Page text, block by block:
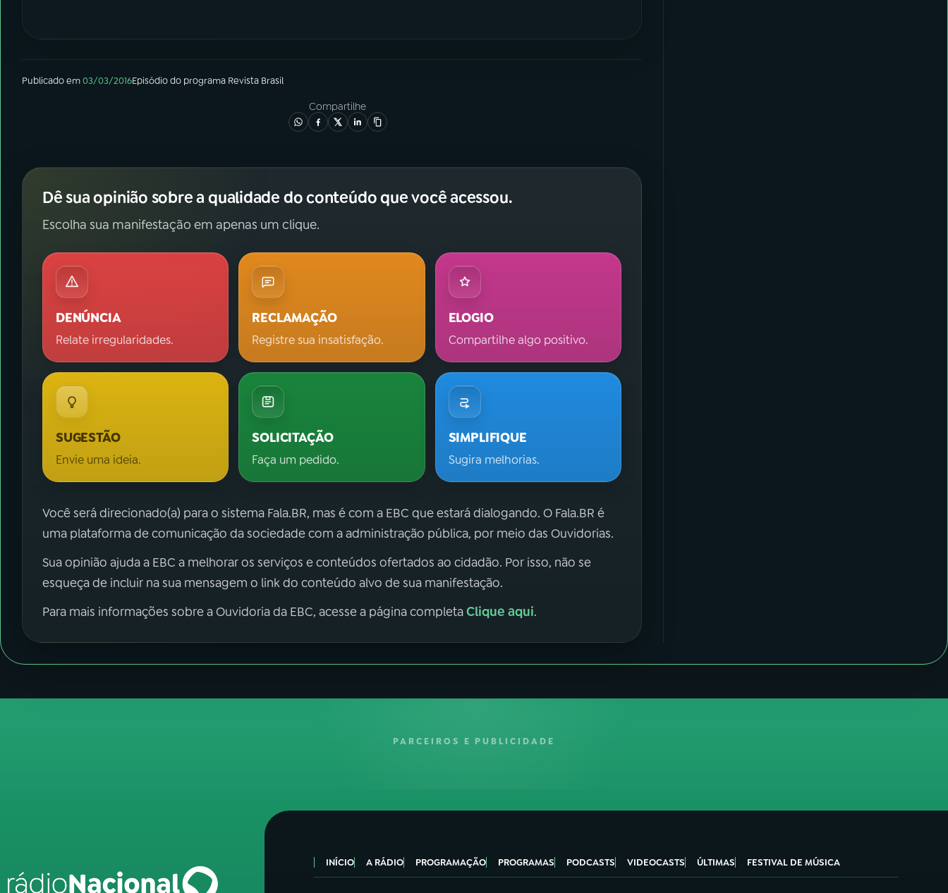
Publicado em03/03/2016Episódiodo programa Revista Brasil
Compartilhe
Dê sua opinião sobre a qualidade do conteúdo que você acessou.
Escolha sua manifestação em apenas um clique.
DENÚNCIA
Relate irregularidades.
RECLAMAÇÃO
Registre sua insatisfação.
ELOGIO
Compartilhe algo positivo.
SUGESTÃO
Envie uma ideia.
SOLICITAÇÃO
Faça um pedido.
SIMPLIFIQUE
Sugira melhorias.
Você será direcionado(a) para o sistema Fala.BR, mas é com a EBC que estará dialogando. O Fala.BR é
uma plataforma de comunicação da sociedade com a administração pública, por meio das Ouvidorias.
Sua opinião ajuda a EBC a melhorar os serviços e conteúdos ofertados ao cidadão. Por isso, não se
esqueça de incluir na sua mensagem o link do conteúdo alvo de sua manifestação.
Para mais informações sobre a Ouvidoria da EBC, acesse a página completaClique aqui.
PARCEIROS E PUBLICIDADE
INÍCIO A RÁDIO PROGRAMAÇÃO PROGRAMAS PODCASTS VIDEOCASTS ÚLTIMAS FESTIVAL DE MÚSICA